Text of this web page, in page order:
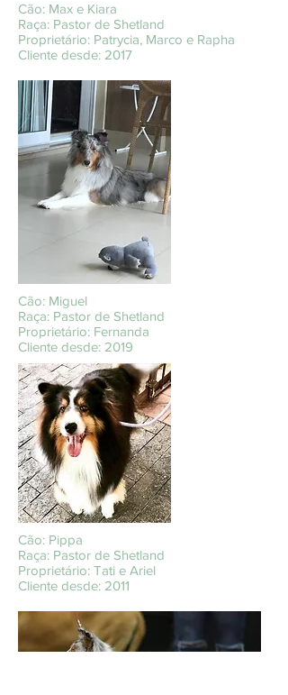
Cão: Max e Kiara
Raça: Pastor de Shetland
Proprietário: Patrycia, Marco e Rapha
Cliente desde: 2017
Cão: Miguel
Raça: Pastor de Shetland
Proprietário: Fernanda
Cliente desde: 2019
Cão: Pippa
Raça: Pastor de Shetland
Proprietário: Tati e Ariel
Cliente desde: 2011